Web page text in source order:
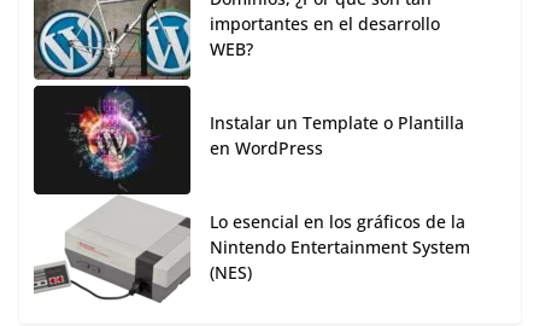
importantes en el desarrollo
WEB?
Instalar un Template o Plantilla
en WordPress
Lo esencial en los gráficos de la
Nintendo Entertainment System
(NES)